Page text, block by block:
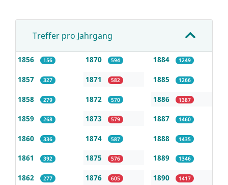
Treffer pro Jahrgang
1856 156
1857 327
1858 279
1859 268
1860 336
1861 392
1862 277
1870 594
1871 582
1872 570
1873 579
1874 587
1875 576
1876 605
1884 1249
1885 1266
1886 1387
1887 1460
1888 1435
1889 1346
1890 1417